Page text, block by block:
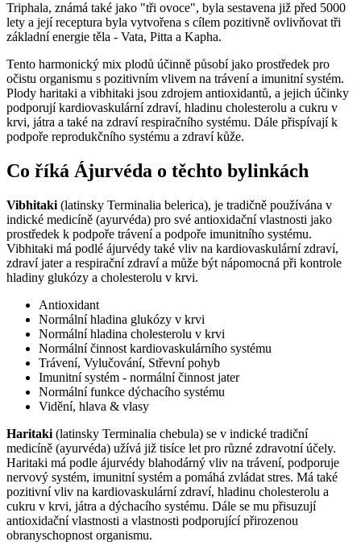
Triphala, známá také jako "tři ovoce", byla sestavena již před 5000
lety a její receptura byla vytvořena s cílem pozitivně ovlivňovat tři
základní energie těla - Vata, Pitta a Kapha.
Tento harmonický mix plodů účinně působí jako prostředek pro
očistu organismu s pozitivním vlivem na trávení a imunitní systém.
Plody haritaki a vibhitaki jsou zdrojem antioxidantů, a jejich účinky
podporují kardiovaskulární zdraví, hladinu cholesterolu a cukru v
krvi, játra a také na zdraví respiračního systému. Dále přispívají k
podpoře reprodukčního systému a zdraví kůže.
Co říká Ájurvéda o těchto bylinkách
Vibhitaki (latinsky Terminalia belerica), je tradičně používána v
indické medicíně (ayurvéda) pro své antioxidační vlastnosti jako
prostředek k podpoře trávení a podpoře imunitního systému.
Vibhitaki má podlé ájurvédy také vliv na kardiovaskulární zdraví,
zdraví jater a respirační zdraví a může být nápomocná při kontrole
hladiny glukózy a cholesterolu v krvi.
Antioxidant
Normální hladina glukózy v krvi
Normální hladina cholesterolu v krvi
Normální činnost kardiovaskulárního systému
Trávení, Vylučování, Střevní pohyb
Imunitní systém - normální činnost jater
Normální funkce dýchacího systému
Vidění, hlava & vlasy
Haritaki (latinsky Terminalia chebula) se v indické tradiční
medicíně (ayurvéda) užívá již tisíce let pro různé zdravotní účely.
Haritaki má podle ájurvédy blahodárný vliv na trávení, podporuje
nervový systém, imunitní systém a pomáhá zvládat stres. Má také
pozitivní vliv na kardiovaskulární zdraví, hladinu cholesterolu a
cukru v krvi, játra a dýchacího systému. Dále se mu přisuzují
antioxidační vlastnosti a vlastnosti podporující přirozenou
obranyschopnost organismu.